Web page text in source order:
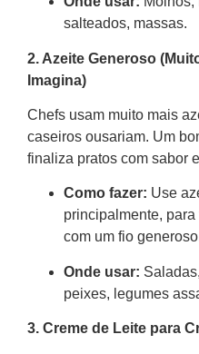
salteados, massas.
2. Azeite Generoso
Imagina)
Chefs usam muito mais
caseiros ousariam. Um
finaliza pratos com sabor
Como fazer: Use
principalmente,
com um fio
Onde usar:
peixes, legumes
3. Creme de Leite para